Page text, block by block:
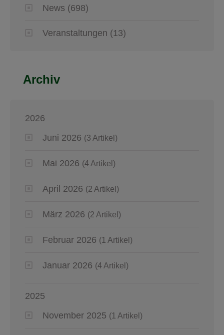
News (698)
Veranstaltungen (13)
Archiv
2026
Juni 2026 (3 Artikel)
Mai 2026 (4 Artikel)
April 2026 (2 Artikel)
März 2026 (2 Artikel)
Februar 2026 (1 Artikel)
Januar 2026 (4 Artikel)
2025
November 2025 (1 Artikel)